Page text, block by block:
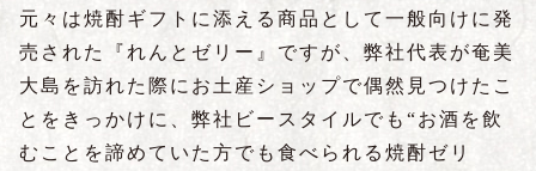
元々は焼酎ギフトに添える商品として一般向けに発
売された『れんとゼリー』ですが、弊社代表が奄美
大島を訪れた際にお土産ショップで偶然見つけたこ
とをきっかけに、弊社ビースタイルでも“お酒を飲
むことを諦めていた方でも食べられる焼酎ゼリ